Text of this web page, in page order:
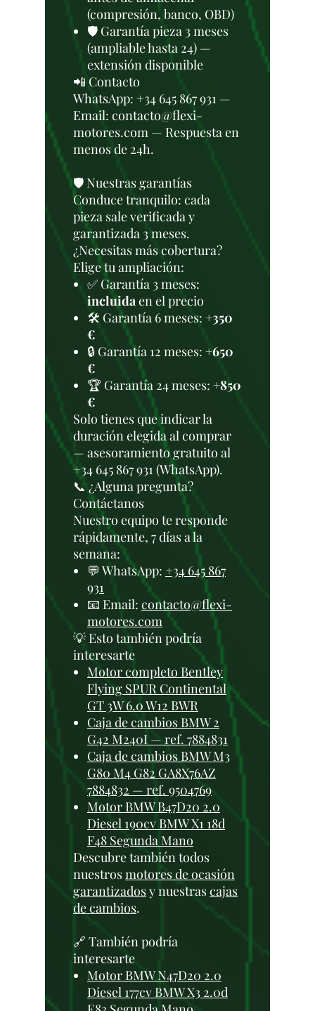
(compresión, banco, OBD)
🛡️ Garantía pieza 3 meses
(ampliable hasta 24) —
extensión disponible
📲 Contacto
WhatsApp: +34 645 867 931 —
Email: contacto@flexi-
motores.com — Respuesta en
menos de 24h.
🛡️ Nuestras garantías
Conduce tranquilo: cada
pieza sale verificada y
garantizada 3 meses.
¿Necesitas más cobertura?
Elige tu ampliación:
✅ Garantía 3 meses:
incluidaen el precio
🛠️ Garantía 6 meses: +350
€
🔒 Garantía 12 meses: +650
€
🏆 Garantía 24 meses: +850
€
Solo tienes que indicar la
duración elegida al comprar
— asesoramiento gratuito al
+34 645 867 931 (WhatsApp).
📞 ¿Alguna pregunta?
Contáctanos
Nuestro equipo te responde
rápidamente, 7 días a la
semana:
💬 WhatsApp: +34 645 867
931
📧 Email: contacto@flexi-
motores.com
💡 Esto también podría
interesarte
Motor completo Bentley
Flying SPUR Continental
GT 3W 6.0 W12 BWR
Caja de cambios BMW 2
G42 M240I — ref. 7884831
Caja de cambios BMW M3
G80 M4 G82 GA8X76AZ
7884832 — ref. 9504769
Motor BMW B47D20 2.0
Diesel 190cv BMW X1 18d
F48 Segunda Mano
Descubre también todos
nuestrosmotores de ocasión
garantizadosy nuestrascajas
de cambios.
🔗 También podría
interesarte
Motor BMW N47D20 2.0
Diesel 177cv BMW X3 2.0d